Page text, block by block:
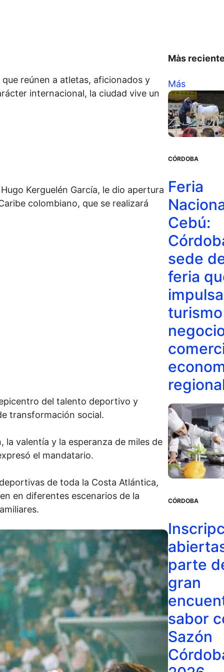
reúnen a atletas, aficionados y
internacional, la ciudad vive un
Kerguelén García, le dio apertura
colombiano, que se realizará
del talento deportivo y
transformación social.
valentía y la esperanza de miles de
el mandatario.
de toda la Costa Atlántica,
en diferentes escenarios de la
Màs
Más
CÓRDOBA
Feria
Cebú:
sede
feria
CÓRDOBA
parte
gran
sabor
Sazón